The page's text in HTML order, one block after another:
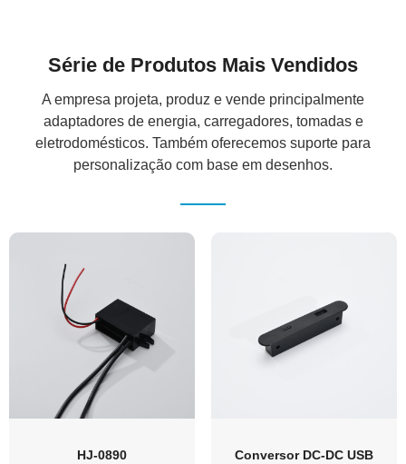
Série de Produtos Mais Vendidos
A empresa projeta, produz e vende principalmente
adaptadores de energia, carregadores, tomadas e
eletrodomésticos. Também oferecemos suporte para
personalização com base em desenhos.
HJ-0890 Conversor DC-DC USB